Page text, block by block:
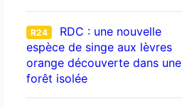
R24
RDC : une nouvelle
espèce de singe aux lèvres
orange découverte dans une
forêt isolée